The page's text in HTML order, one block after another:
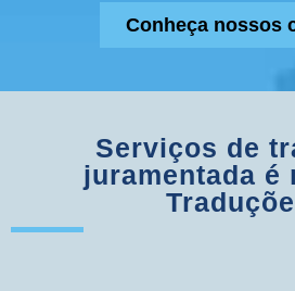
Conheça nossos
Serviços de
juramentada é